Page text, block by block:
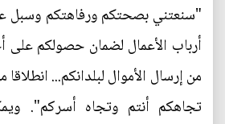
"سنعتني بصحتكم ورفاهتكم وسبل
أرباب الأعمال لضمان حصولكم على
من إرسال الأموال لبلدانكم...
تجاهكم أنتم وتجاه أسركم".